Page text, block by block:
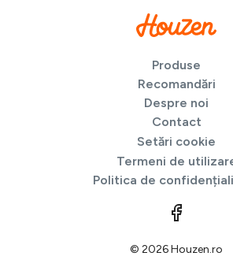
Produse
Recomandări
Despre noi
Contact
Setări cookie
Termeni de
Politica de
© 2026 Houzen.ro